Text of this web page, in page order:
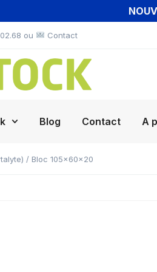
ou Contact
Blog Contact A
/ Bloc 105x60x20